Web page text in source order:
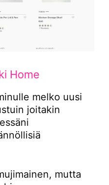
Home
melko uusi
joitakin
mutta